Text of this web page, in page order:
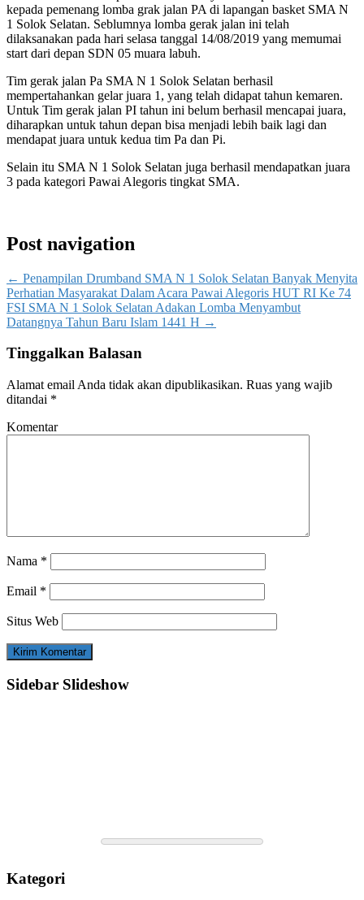
kepada pemenang lomba grak jalan PA di lapangan basket SMA N
1 Solok Selatan. Seblumnya lomba gerak jalan ini telah
dilaksanakan pada hari selasa tanggal 14/08/2019 yang memumai
start dari depan SDN 05 muara labuh.
Tim gerak jalan Pa SMA N 1 Solok Selatan berhasil
mempertahankan gelar juara 1, yang telah didapat tahun kemaren.
Untuk Tim gerak jalan PI tahun ini belum berhasil mencapai juara,
diharapkan untuk tahun depan bisa menjadi lebih baik lagi dan
mendapat juara untuk kedua tim Pa dan Pi.
Selain itu SMA N 1 Solok Selatan juga berhasil mendapatkan juara
3 pada kategori Pawai Alegoris tingkat SMA.
Post navigation
← Penampilan Drumband SMA N 1 Solok Selatan Banyak Menyita
Perhatian Masyarakat Dalam Acara Pawai Alegoris HUT RI Ke 74
FSI SMA N 1 Solok Selatan Adakan Lomba Menyambut
Datangnya Tahun Baru Islam 1441 H →
Tinggalkan Balasan
Alamat email Anda tidak akan dipublikasikan. Ruas yang wajib
ditandai *
Komentar
Nama *
Email *
Situs Web
Sidebar Slideshow
Kategori